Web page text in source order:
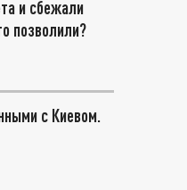
и сбежали
позволили?
с Киевом.